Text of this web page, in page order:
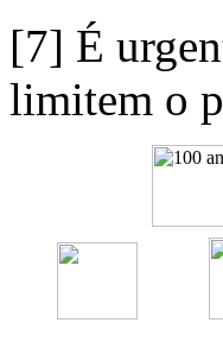
[7] É
limitem o